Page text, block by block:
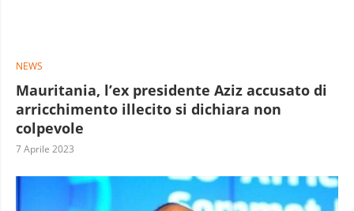
NEWS
Mauritania, l’ex presidente Aziz accusato di
arricchimento illecito si dichiara non
colpevole
7 Aprile 2023